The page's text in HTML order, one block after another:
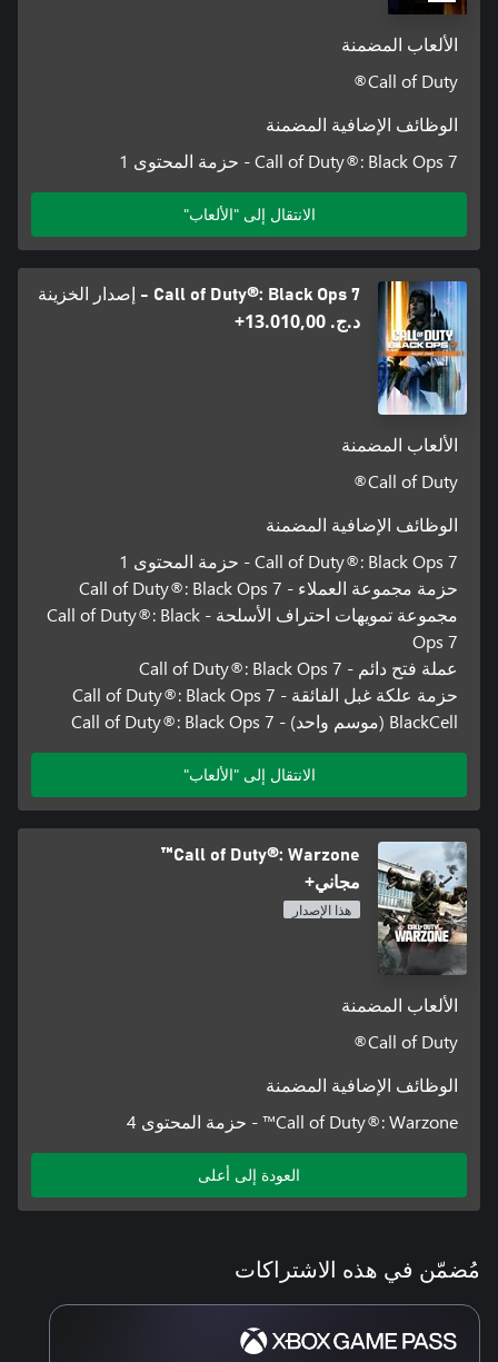
الألعاب المضمنة
Call of Duty®
الوظائف الإضافية المضمنة
Call of Duty®: Black Ops 7 - حزمة المحتوى 1
الانتقال إلى "الألعاب"
Call of Duty®: Black Ops 7 - إصدار الخزينة
د.ج.‏ 13.010,00+
الألعاب المضمنة
Call of Duty®
الوظائف الإضافية المضمنة
Call of Duty®: Black Ops 7 - حزمة المحتوى 1
حزمة مجموعة العملاء - Call of Duty®: Black Ops 7
مجموعة تمويهات احتراف الأسلحة - Call of Duty®: Black
Ops 7
عملة فتح دائم - Call of Duty®: Black Ops 7
حزمة علكة غبل الفائقة - Call of Duty®: Black Ops 7
BlackCell (موسم واحد) - Call of Duty®: Black Ops 7
الانتقال إلى "الألعاب"
Call of Duty®: Warzone™
مجاني+
هذا الإصدار
الألعاب المضمنة
Call of Duty®
الوظائف الإضافية المضمنة
Call of Duty®: Warzone™ - حزمة المحتوى 4
العودة إلى أعلى
مُضمّن في هذه الاشتراكات